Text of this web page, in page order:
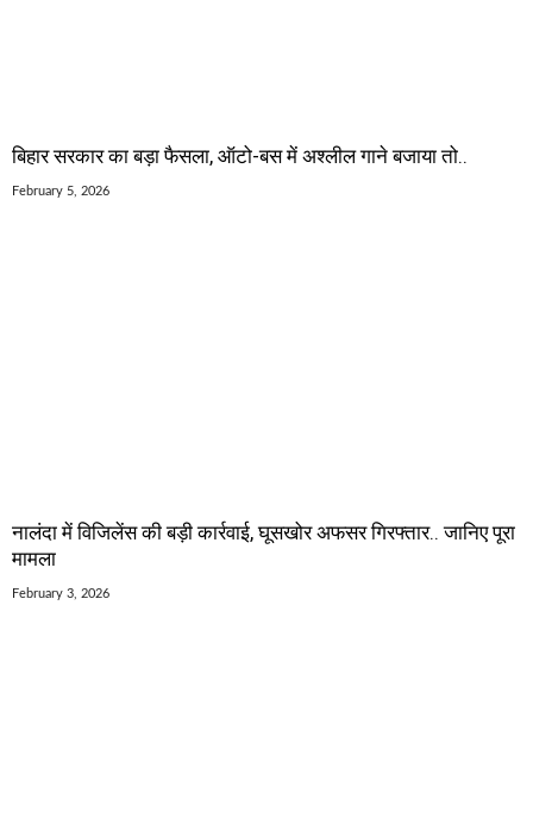
बिहार सरकार का बड़ा फैसला, ऑटो-बस में अश्लील गाने बजाया तो..
February 5, 2026
नालंदा में विजिलेंस की बड़ी कार्रवाई, घूसखोर अफसर गिरफ्तार.. जानिए पूरा
मामला
February 3, 2026